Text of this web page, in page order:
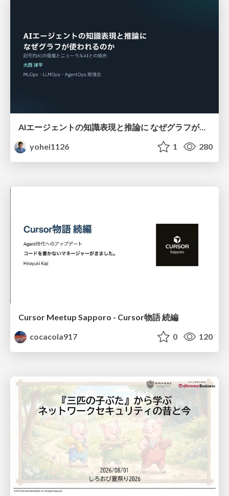
AIエージェントの知識表現と推論に なぜグラフが使われるのか - 記号的AIの復権とニューラルAIとの統合
yohei1126
1 280
Cursor Meetup Sapporo - Cursor物語 続編
cocacola917
0 120